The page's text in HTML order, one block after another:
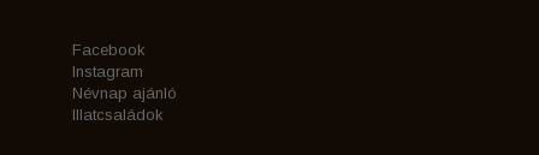
Facebook
Instagram
Névnap ajánló
Illatcsaládok